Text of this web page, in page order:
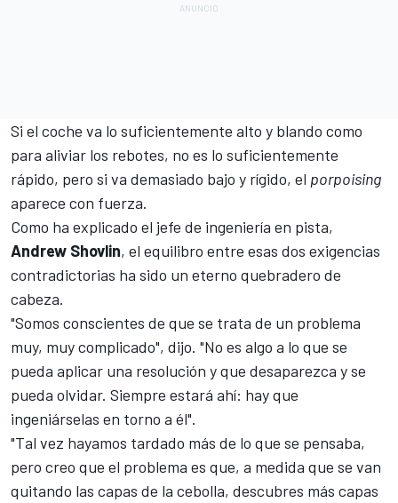
Si el coche va lo suficientemente alto y blando como
para aliviar los rebotes, no es lo suficientemente
rápido, pero si va demasiado bajo y rígido, el porpoising
aparece con fuerza.
Como ha explicado el jefe de ingeniería en pista,
Andrew Shovlin, el equilibro entre esas dos exigencias
contradictorias ha sido un eterno quebradero de
cabeza.
"Somos conscientes de que se trata de un problema
muy, muy complicado", dijo. "No es algo a lo que se
pueda aplicar una resolución y que desaparezca y se
pueda olvidar. Siempre estará ahí: hay que
ingeniárselas en torno a él".
"Tal vez hayamos tardado más de lo que se pensaba,
pero creo que el problema es que, a medida que se van
quitando las capas de la cebolla, descubres más capas